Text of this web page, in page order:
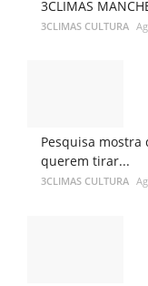
3CLIMAS
3CLIMAS CULTURA
Pesquisa mostra
querem tirar...
3CLIMAS CULTURA